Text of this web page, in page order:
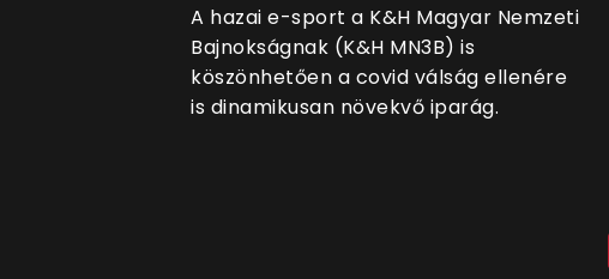
A hazai e-sport a K&H Magyar Nemzeti
Bajnokságnak (K&H MN3B) is
köszönhetően a covid válság ellenére
is dinamikusan növekvő iparág.